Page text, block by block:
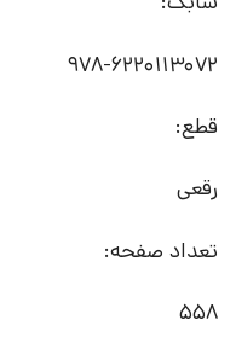
قطع:
رقعی
تعداد صفحه:
558